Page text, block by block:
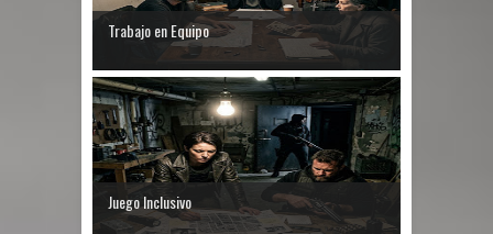
Trabajo en Equipo
Juego Inclusivo